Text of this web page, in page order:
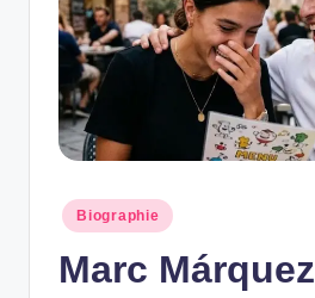
Posted
in
Biographie
Marc